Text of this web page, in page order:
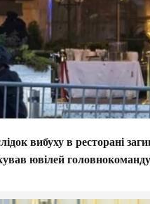
вибуху в ресторані
ювілей